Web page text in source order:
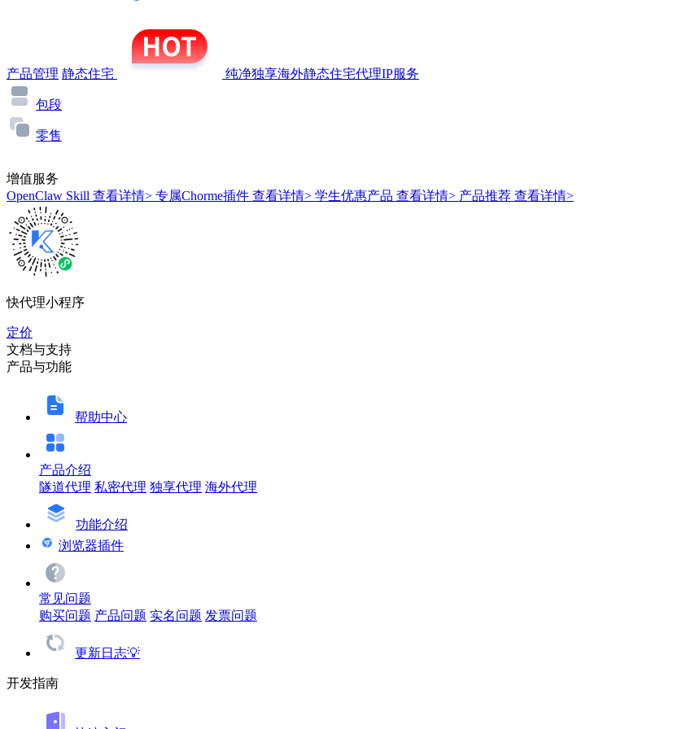
产品管理 静态住宅 纯净独享海外静态住宅代理IP服务
包段
零售
增值服务
OpenClaw Skill 查看详情> 专属Chorme插件 查看详情> 学生优惠产品 查看详情> 产品推荐 查看详情>
快代理小程序
定价
文档与支持
产品与功能
帮助中心
产品介绍
隧道代理 私密代理 独享代理 海外代理
功能介绍
浏览器插件
常见问题
购买问题 产品问题 实名问题 发票问题
更新日志💡
开发指南